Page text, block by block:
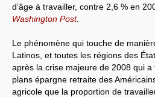
Guerre en Ukraine
d’âge à travailler, contre 2,6 % en
Washington Post.
Le phénomène qui touche de
Latinos, et toutes les régions des
après la crise majeure de 2008 qui
plans épargne retraite des
agricole que la proportion de